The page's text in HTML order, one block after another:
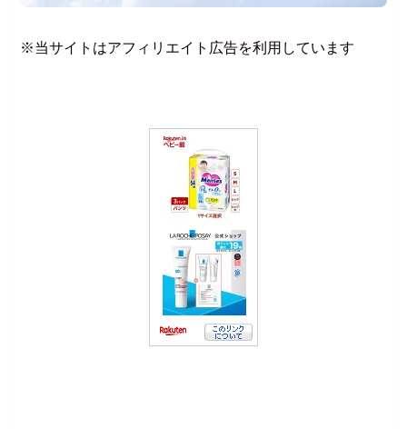
※当サイトはアフィリエイト広告を利用しています